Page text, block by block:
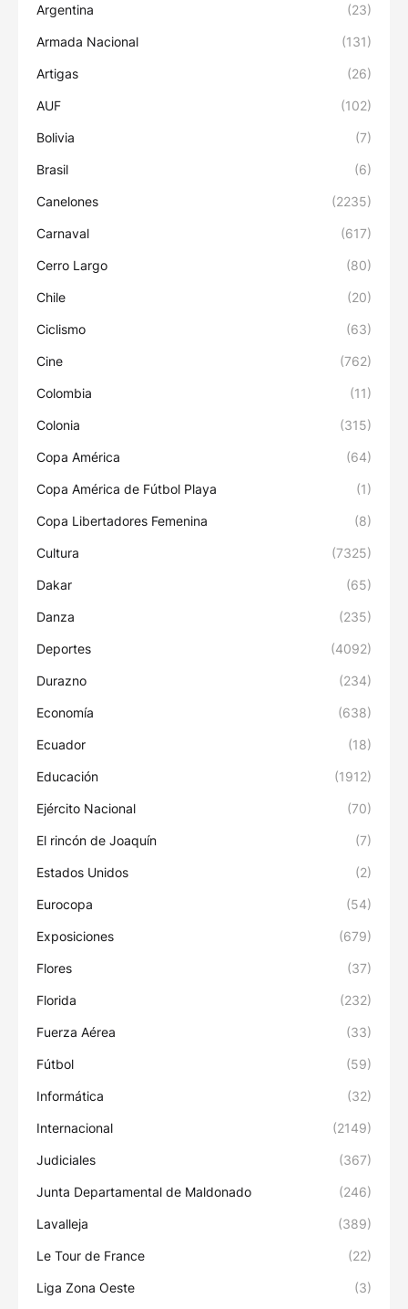
Argentina (23)
Armada Nacional (131)
Artigas (26)
AUF (102)
Bolivia (7)
Brasil (6)
Canelones (2235)
Carnaval (617)
Cerro Largo (80)
Chile (20)
Ciclismo (63)
Cine (762)
Colombia (11)
Colonia (315)
Copa América (64)
Copa América de Fútbol Playa (1)
Copa Libertadores Femenina (8)
Cultura (7325)
Dakar (65)
Danza (235)
Deportes (4092)
Durazno (234)
Economía (638)
Ecuador (18)
Educación (1912)
Ejército Nacional (70)
El rincón de Joaquín (7)
Estados Unidos (2)
Eurocopa (54)
Exposiciones (679)
Flores (37)
Florida (232)
Fuerza Aérea (33)
Fútbol (59)
Informática (32)
Internacional (2149)
Judiciales (367)
Junta Departamental de Maldonado (246)
Lavalleja (389)
Le Tour de France (22)
Liga Zona Oeste (3)